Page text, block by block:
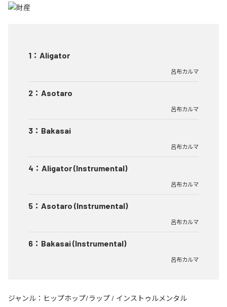
1 ： Aligator
呂布カルマ
2 ： Asotaro
呂布カルマ
3 ： Bakasai
呂布カルマ
4 ： Aligator (Instrumental)
呂布カルマ
5 ： Asotaro (Instrumental)
呂布カルマ
6 ： Bakasai (Instrumental)
呂布カルマ
ジャンル： ヒップホップ/ラップ / インストゥルメンタル